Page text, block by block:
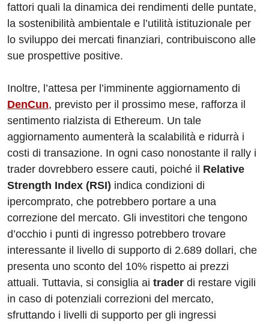
fattori quali la dinamica dei rendimenti delle puntate,
la sostenibilità ambientale e l’utilità istituzionale per
lo sviluppo dei mercati finanziari, contribuiscono alle
sue prospettive positive.
Inoltre, l’attesa per l’imminente aggiornamento di
DenCun, previsto per il prossimo mese, rafforza il
sentimento rialzista di Ethereum. Un tale
aggiornamento aumenterà la scalabilità e ridurrà i
costi di transazione. In ogni caso nonostante il rally i
trader dovrebbero essere cauti, poiché il Relative
Strength Index (RSI) indica condizioni di
ipercomprato, che potrebbero portare a una
correzione del mercato. Gli investitori che tengono
d’occhio i punti di ingresso potrebbero trovare
interessante il livello di supporto di 2.689 dollari, che
presenta uno sconto del 10% rispetto ai prezzi
attuali. Tuttavia, si consiglia ai trader di restare vigili
in caso di potenziali correzioni del mercato,
sfruttando i livelli di supporto per gli ingressi